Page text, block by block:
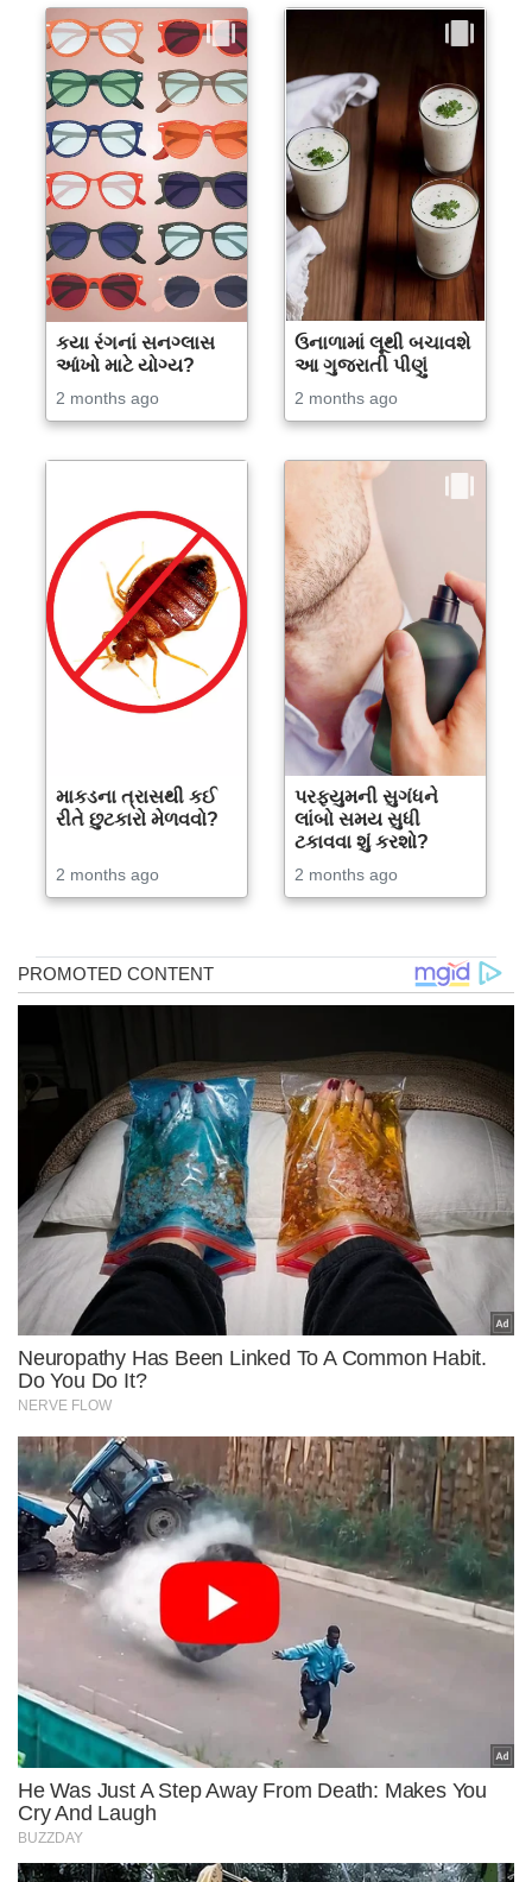
કયા રંગનાં સનગ્લાસ
આંખો માટે યોગ્ય?
2 months ago
ઉનાળામાં લૂથી બચાવશે
આ ગુજરાતી પીણું
2 months ago
માકડના ત્રાસથી કઈ
રીતે છુટકારો મેળવવો?
2 months ago
પરફ્યુમની સુગંધને
લાંબો સમય સુધી
ટકાવવા શું કરશો?
2 months ago